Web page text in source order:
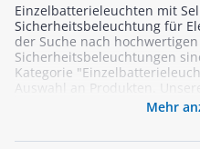
Einzelbatterieleuchten mit
Sicherheitsbeleuchtung für
der Suche nach
Sicherheitsbeleuchtungen
Kategorie
Auswahl an Produkten.
effiziente
zuverlässigen Schutz in
Mehr